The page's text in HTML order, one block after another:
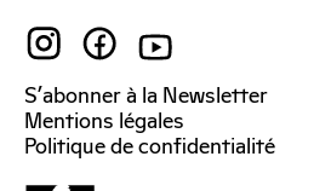
S’abonner à la Newsletter
Mentions légales
Politique de confidentialité